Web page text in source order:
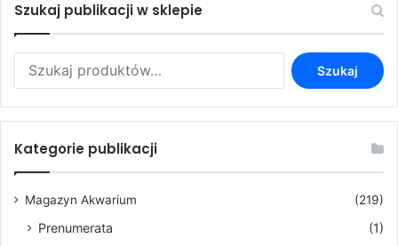
Szukaj publikacji w sklepie
Szukaj
Kategorie publikacji
Magazyn Akwarium (219)
Prenumerata
(1)